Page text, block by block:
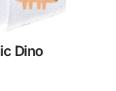
Dino